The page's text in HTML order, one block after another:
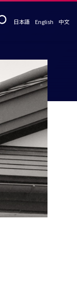
日本語 English 中文